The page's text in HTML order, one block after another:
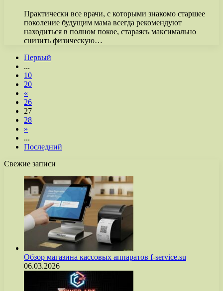
Практически все врачи, с которыми знакомо старшее
поколение будущим мама всегда рекомендуют
находиться в полном покое, стараясь максимально
снизить физическую…
Первый
...
10
20
«
26
27
28
»
...
Последний
Свежие записи
Обзор магазина кассовых аппаратов f-service.su
06.03.2026